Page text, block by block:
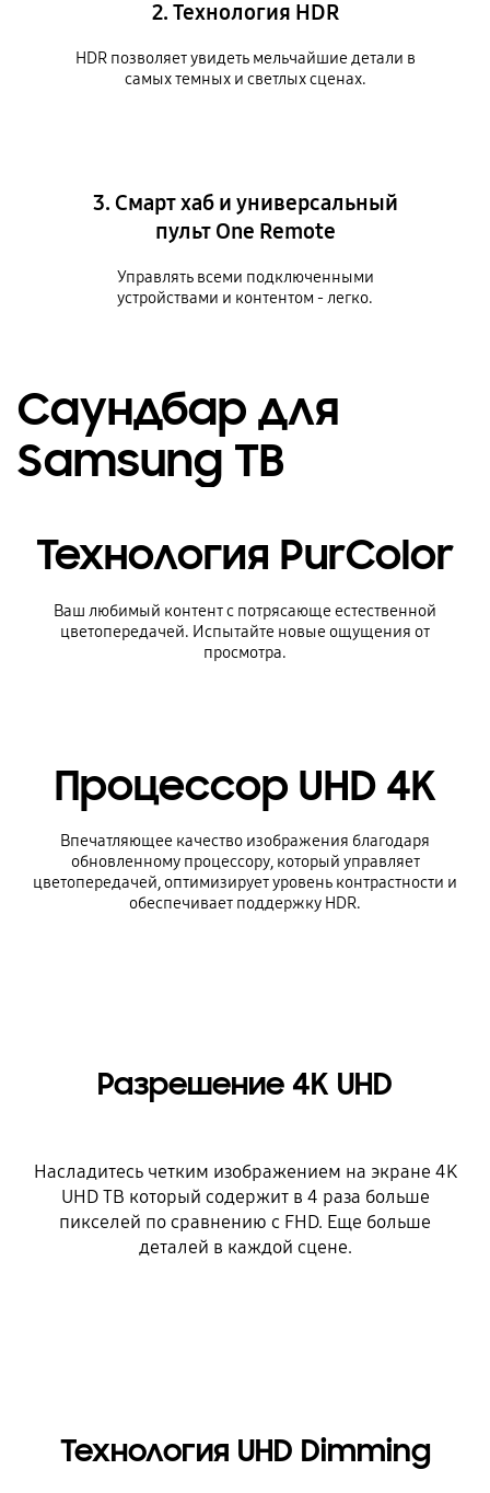
2. Технология HDR
HDR позволяет увидеть мельчайшие детали в
самых темных и светлых сценах.
3. Смарт хаб и универсальный
пульт One Remote
Управлять всеми подключенными
устройствами и контентом - легко.
Саундбар для
Samsung ТВ
Технология PurColor
Ваш любимый контент с потрясающе естественной
цветопередачей. Испытайте новые ощущения от
просмотра.
Процессор UHD 4K
Впечатляющее качество изображения благодаря
обновленному процессору, который управляет
цветопередачей, оптимизирует уровень контрастности и
обеспечивает поддержку HDR.
Разрешение 4K UHD
Насладитесь четким изображением на экране 4K
UHD ТВ который содержит в 4 раза больше
пикселей по сравнению с FHD. Еще больше
деталей в каждой сцене.
Технология UHD Dimming